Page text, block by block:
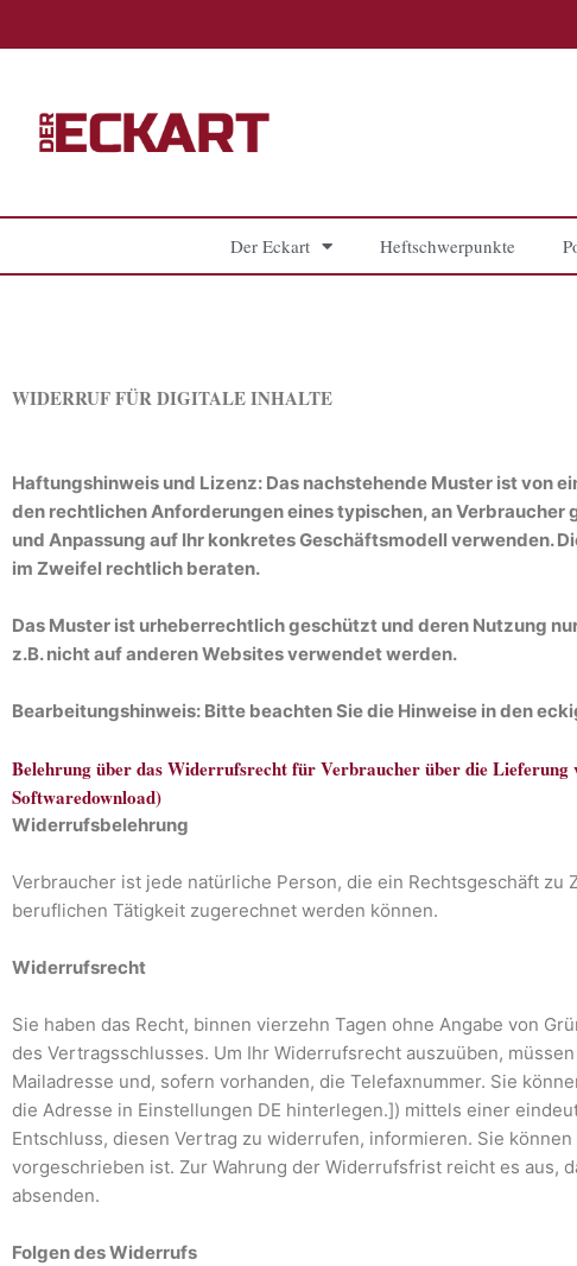
Der Eckart Heftschwerpunkte
WIDERRUF FÜR DIGITALE INHALTE
Haftungshinweis und Lizenz: Das nachstehende Muster ist
den rechtlichen Anforderungen eines typischen, an
und Anpassung auf Ihr konkretes Geschäftsmodell verwenden.
im Zweifel rechtlich beraten.
Das Muster ist urheberrechtlich geschützt und deren Nutzung
z.B. nicht auf anderen Websites verwendet werden.
Bearbeitungshinweis: Bitte beachten Sie die Hinweise in den
Belehrung über das Widerrufsrecht für Verbraucher über die
Softwaredownload)
Widerrufsbelehrung
Verbraucher ist jede natürliche Person, die ein Rechtsgeschäft
beruflichen Tätigkeit zugerechnet werden können.
Widerrufsrecht
Sie haben das Recht, binnen vierzehn Tagen ohne Angabe von
des Vertragsschlusses. Um Ihr Widerrufsrecht auszuüben,
Mailadresse und, sofern vorhanden, die Telefaxnummer. Sie
die Adresse in Einstellungen DE hinterlegen.]) mittels einer
Entschluss, diesen Vertrag zu widerrufen, informieren. Sie
vorgeschrieben ist. Zur Wahrung der Widerrufsfrist reicht es
absenden.
Folgen des Widerrufs